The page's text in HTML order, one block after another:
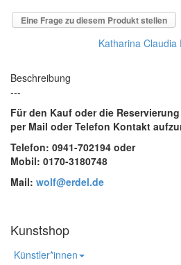
Eine Frage zu diesem Produkt stellen
Katharina Claudia
Beschreibung
---
Für den Kauf oder die
per Mail oder Telefon Kontakt
Telefon: 0941-702194 oder
Mobil: 0170-3180748
Mail: wolf@erdel.de
Kunstshop
Künstler*innen